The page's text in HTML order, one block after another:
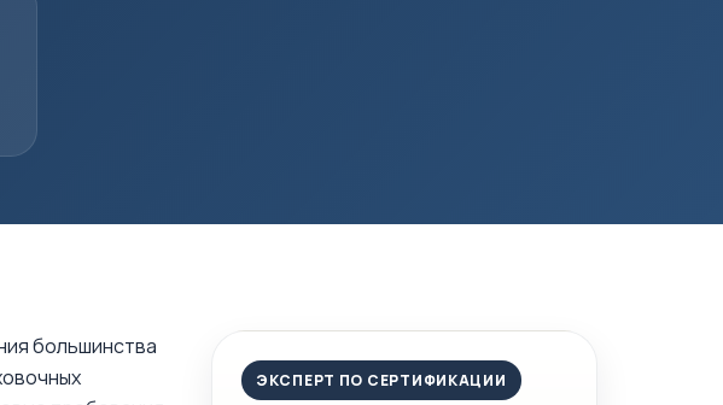
большинства
ЭКСПЕРТ ПО СЕРТИФИКАЦИИ